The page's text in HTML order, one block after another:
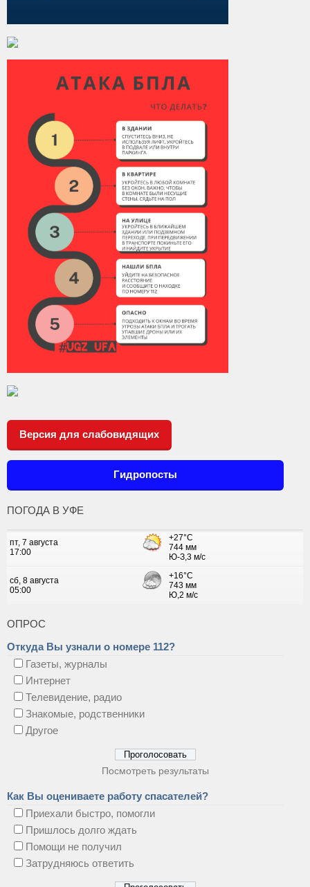
Версия для слабовидящих
Гидропосты
ПОГОДА В УФЕ
ОПРОС
Откуда Вы узнали о номере 112?
Газеты, журналы
Интернет
Телевидение, радио
Знакомые, родственники
Другое
Посмотреть результаты
Как Вы оцениваете работу спасателей?
Приехали быстро, помогли
Пришлось долго ждать
Помощи не получил
Затрудняюсь ответить